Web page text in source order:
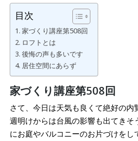
目次
家づくり講座第508回
ロフトとは
後悔の声も多いです
居住空間にあらず
家づくり講座第508回
さて、今日は天気も良くて絶好の内
週明けからは台風の影響も出てきそ
にお庭やバルコニーのお片づけをし